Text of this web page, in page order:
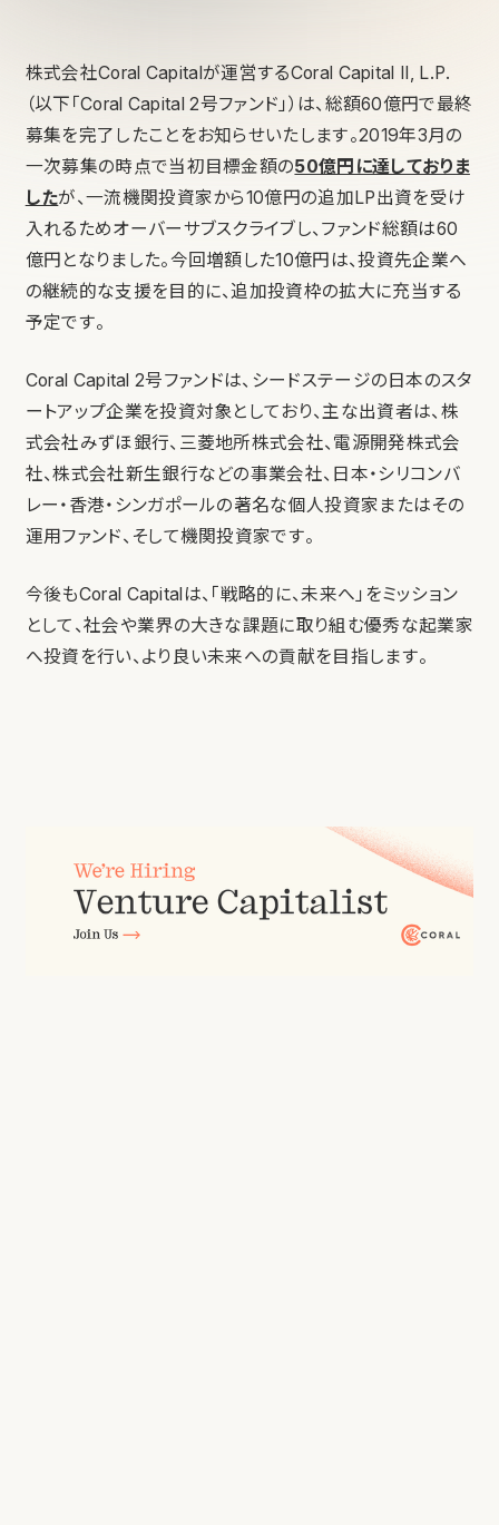
株式会社Coral Capitalが運営するCoral Capital II, L.P.
（以下「Coral Capital 2号ファンド」）は、総額60億円で最終
募集を完了したことをお知らせいたします。2019年3月の
一次募集の時点で当初目標金額の50億円に達しておりま
したが、一流機関投資家から10億円の追加LP出資を受け
入れるためオーバーサブスクライブし、ファンド総額は60
億円となりました。今回増額した10億円は、投資先企業へ
の継続的な支援を目的に、追加投資枠の拡大に充当する
予定です。
Coral Capital 2号ファンドは、シードステージの日本のスタ
ートアップ企業を投資対象としており、主な出資者は、株
式会社みずほ銀行、三菱地所株式会社、電源開発株式会
社、株式会社新生銀行などの事業会社、日本・シリコンバ
レー・香港・シンガポールの著名な個人投資家またはその
運用ファンド、そして機関投資家です。
今後もCoral Capitalは、「戦略的に、未来へ」をミッション
として、社会や業界の大きな課題に取り組む優秀な起業家
へ投資を行い、より良い未来への貢献を目指します。